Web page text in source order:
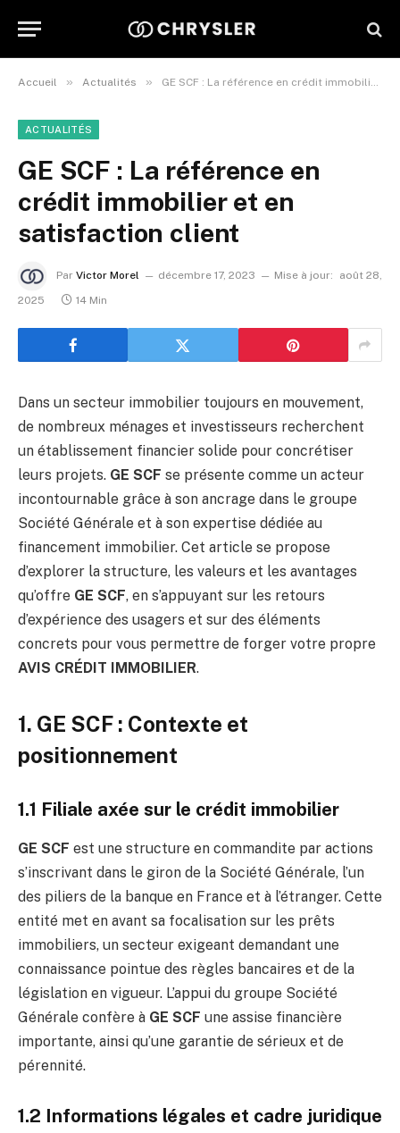
Accueil » Actualités » GE SCF : La référence en crédit immobilier et en satisfaction client
ACTUALITÉS
GE SCF : La référence en
crédit immobilier et en
satisfaction client
Par Victor Morel décembre 17, 2023 Mise à jour:
août 28,
2025
14 Min
Dans un secteur immobilier toujours en mouvement,
de nombreux ménages et investisseurs recherchent
un établissement financier solide pour concrétiser
leurs projets. GE SCF se présente comme un acteur
incontournable grâce à son ancrage dans le groupe
Société Générale et à son expertise dédiée au
financement immobilier. Cet article se propose
d’explorer la structure, les valeurs et les avantages
qu’offre GE SCF, en s’appuyant sur les retours
d’expérience des usagers et sur des éléments
concrets pour vous permettre de forger votre propre
AVIS CRÉDIT IMMOBILIER.
1. GE SCF : Contexte et
positionnement
1.1 Filiale axée sur le crédit immobilier
GE SCF est une structure en commandite par actions
s’inscrivant dans le giron de la Société Générale, l’un
des piliers de la banque en France et à l’étranger. Cette
entité met en avant sa focalisation sur les prêts
immobiliers, un secteur exigeant demandant une
connaissance pointue des règles bancaires et de la
législation en vigueur. L’appui du groupe Société
Générale confère à GE SCF une assise financière
importante, ainsi qu’une garantie de sérieux et de
pérennité.
1.2 Informations légales et cadre juridique